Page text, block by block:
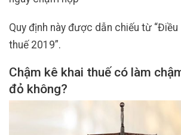
Quy định này được dẫn chiếu từ
thuế 2019”.
Chậm kê khai thuế có làm
đỏ không?